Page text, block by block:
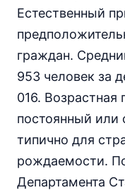
Естественный
граждан.
953 человек за
016.
постоянный
типично для
рождаемости.
Департамента